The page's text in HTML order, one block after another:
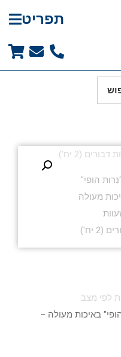
תפריט
לפי מצב
באיכות מעולה –